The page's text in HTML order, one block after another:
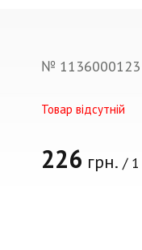
№ 1136000123
Товар відсутній
226 грн. /